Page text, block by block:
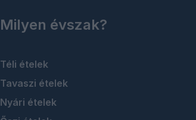
Milyen évszak?
Téli ételek
Tavaszi ételek
Nyári ételek